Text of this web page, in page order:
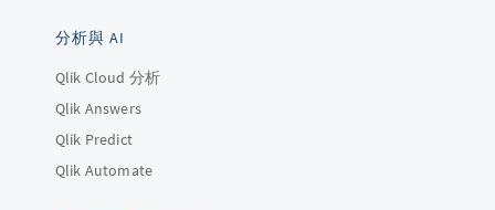
分析與 AI
Qlik Cloud 分析
Qlik Answers
Qlik Predict
Qlik Automate